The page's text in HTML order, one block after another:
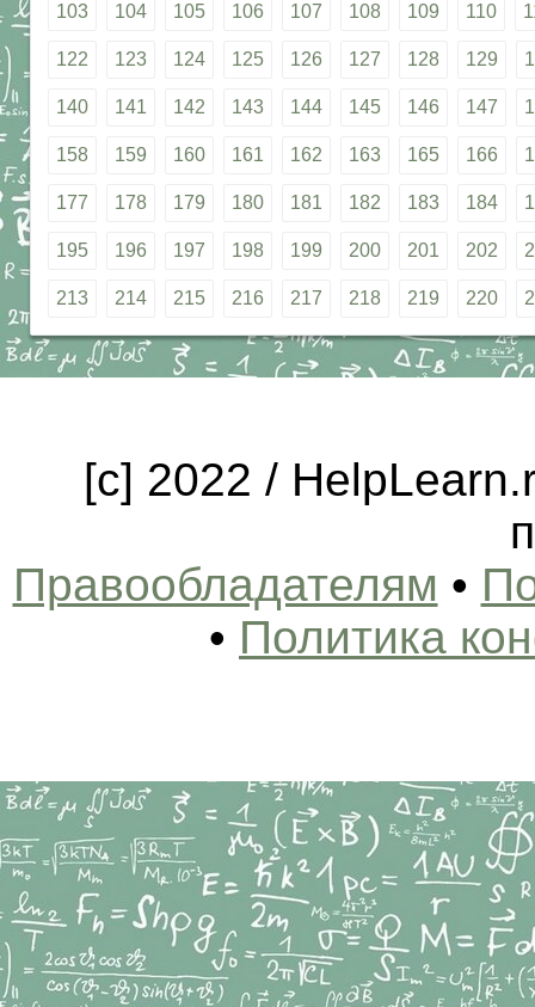
103 104 105 106 107 108 109 110
122 123 124 125 126 127 128 129
140 141 142 143 144 145 146 147
158 159 160 161 162 163 165 166
177 178 179 180 181 182 183 184
195 196 197 198 199 200 201 202
213 214 215 216 217 218 219 220
[c] 2022 /
Правообладателям •
• Политика